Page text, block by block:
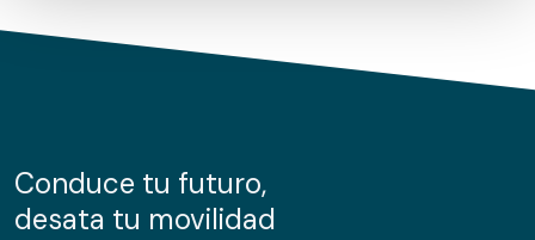
de cookies.
información sobre el uso que haga del sitio web con
nuestros partners de redes sociales, publicidad y análisis
Conduce tu futuro,
desata tu movilidad